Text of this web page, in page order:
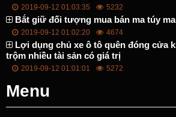
2019-09-12 01:03:35 5232
Bắt giữ đối tượng mua bán ma túy
2019-09-12 01:02:20 4674
Lợi dụng chủ xe ô tô quên đóng cửa
trộm nhiều tài sản có giá trị
2019-09-12 01:01:01 5272
Menu